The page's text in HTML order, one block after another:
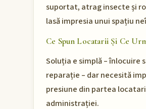
suportat, atrag insecte și
lasă impresia unui spațiu
Ce Spun Locatarii Și Ce
Soluția e simplă – înlocuire
reparație – dar necesită
presiune din partea
administrației.